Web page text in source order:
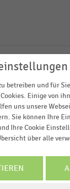
Absatz
betreiben und für
Einige von
uns unsere
Sie können Ihre
Ihre Cookie
über alle